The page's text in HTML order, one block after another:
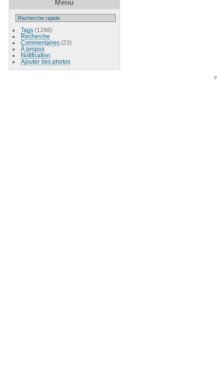
Menu
Tags(1298)
Recherche
Commentaires(23)
À propos
Notification
Ajouter des photos